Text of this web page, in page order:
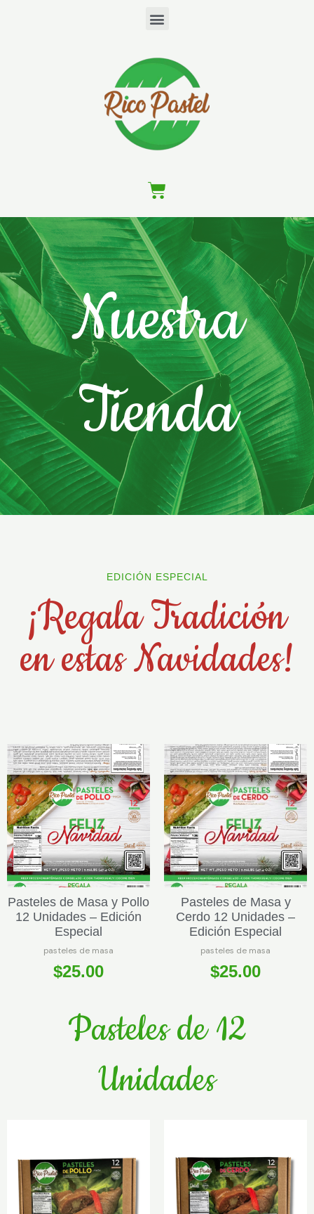
Menu
Nuestra
Tienda
EDICIÓN ESPECIAL
¡Regala Tradición
en estas Navidades!
Pasteles de Masa y Pollo
12 Unidades – Edición
Especial
pasteles de masa
$25.00
Pasteles de Masa y
Cerdo 12 Unidades –
Edición Especial
pasteles de masa
$25.00
Pasteles de 12
Unidades